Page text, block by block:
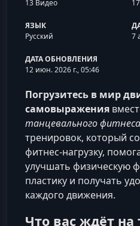
13 Видео
ЯЗЫК
Русский
7
ДАТА ОБНОВЛЕНИЯ
12 июн. 2026 г., 05:46
Погрузитесь в мир
самовыражения
танцевального фитнеса
тренировок, который
фитнес‑нагрузку,
улучшать физическую
пластику и получать
каждого движения.
Что вас ждёт